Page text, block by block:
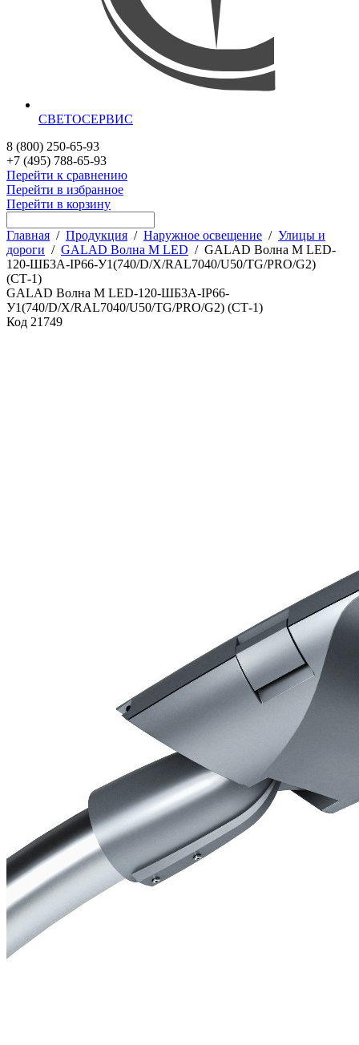
СВЕТОСЕРВИС
8 (800) 250-65-93
+7 (495) 788-65-93
Перейти к сравнению
Перейти в избранное
Перейти в корзину
Главная / Продукция / Наружное освещение / Улицы и
дороги / GALAD Волна M LED / GALAD Волна M LED-
120-ШБ3А-IP66-У1(740/D/X/RAL7040/U50/TG/PRO/G2)
(СТ-1)
GALAD Волна M LED-120-ШБ3А-IP66-
У1(740/D/X/RAL7040/U50/TG/PRO/G2) (СТ-1)
Код 21749